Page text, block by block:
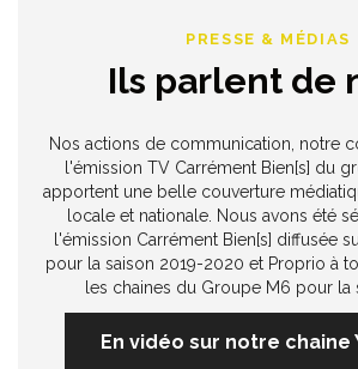
PRESSE & MÉDIAS
Ils parlent de
Nos actions de communication, notre
l'émission TV Carrément Bien[s] du
apportent une belle couverture
locale et nationale. Nous avons été
l'émission Carrément Bien[s] diffusée
pour la saison 2019-2020 et Proprio à
les chaines du Groupe M6 pour la
En vidéo sur notre chaine